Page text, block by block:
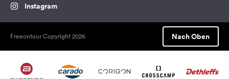
Instagram
Freeontour Copyright 2026 Nach Oben